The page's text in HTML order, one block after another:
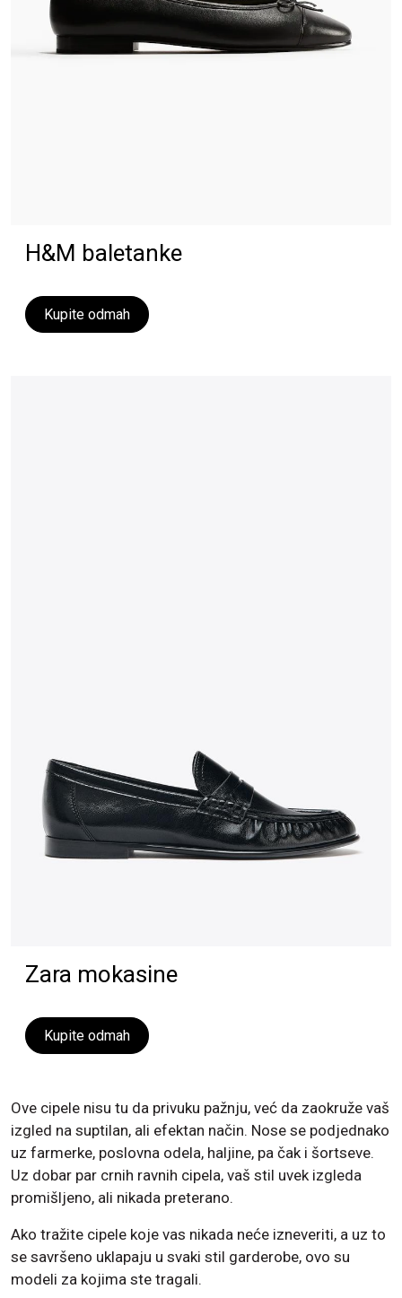
H&M baletanke
Kupite odmah
Zara mokasine
Kupite odmah
Ove cipele nisu tu da privuku pažnju, već da zaokruže vaš
izgled na suptilan, ali efektan način. Nose se podjednako
uz farmerke, poslovna odela, haljine, pa čak i šortseve.
Uz dobar par crnih ravnih cipela, vaš stil uvek izgleda
promišljeno, ali nikada preterano.
Ako tražite cipele koje vas nikada neće izneveriti, a uz to
se savršeno uklapaju u svaki stil garderobe, ovo su
modeli za kojima ste tragali.